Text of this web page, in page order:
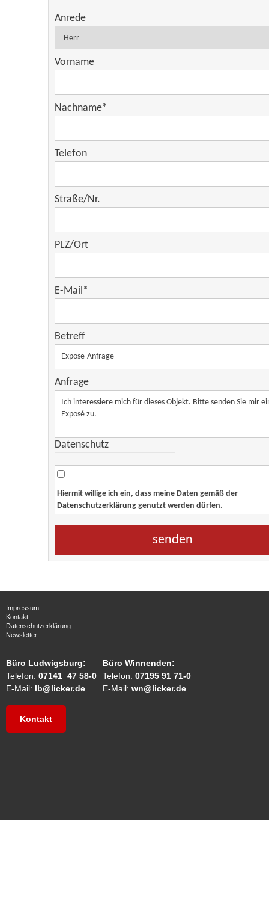
Anrede
Vorname
Nachname*
Telefon
Straße/Nr.
PLZ/Ort
E-Mail *
Betreff
Anfrage
Datenschutz
Hiermit willige ich ein, dass meine Daten gemäß der
Datenschutzerklärung genutzt werden dürfen.
Impressum
Kontakt
Datenschutzerklärung
Newsletter
Büro Ludwigsburg:
Telefon: 07141 47 58-0
E-Mail: lb@licker.de
Büro Winnenden:
Telefon: 07195 91 71-0
E-Mail: wn@licker.de
Kontakt